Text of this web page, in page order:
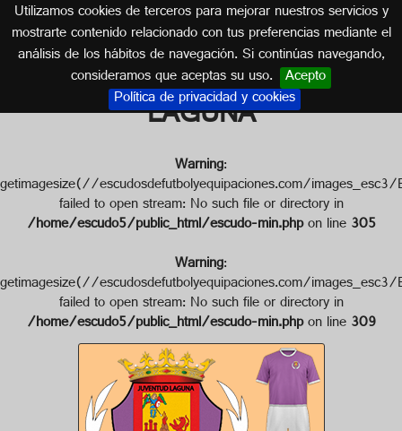
Utilizamos cookies de terceros para mejorar nuestros servicios y
mostrarte contenido relacionado con tus preferencias mediante el
análisis de los hábitos de navegación. Si continúas navegando,
consideramos que aceptas su uso. Acepto
Política de privacidad y cookies
Escudo de C.F. JUVENTUD
LAGUNA
ISLAS CANARIAS
Warning:
getimagesize(//escudosdefutbolyequipaciones.com/
failed to open stream: No such file or directory in
/home/escudo5/public_html/escudo-min.phpon line305
Warning:
getimagesize(//escudosdefutbolyequipaciones.com/
failed to open stream: No such file or directory in
/home/escudo5/public_html/escudo-min.phpon line309